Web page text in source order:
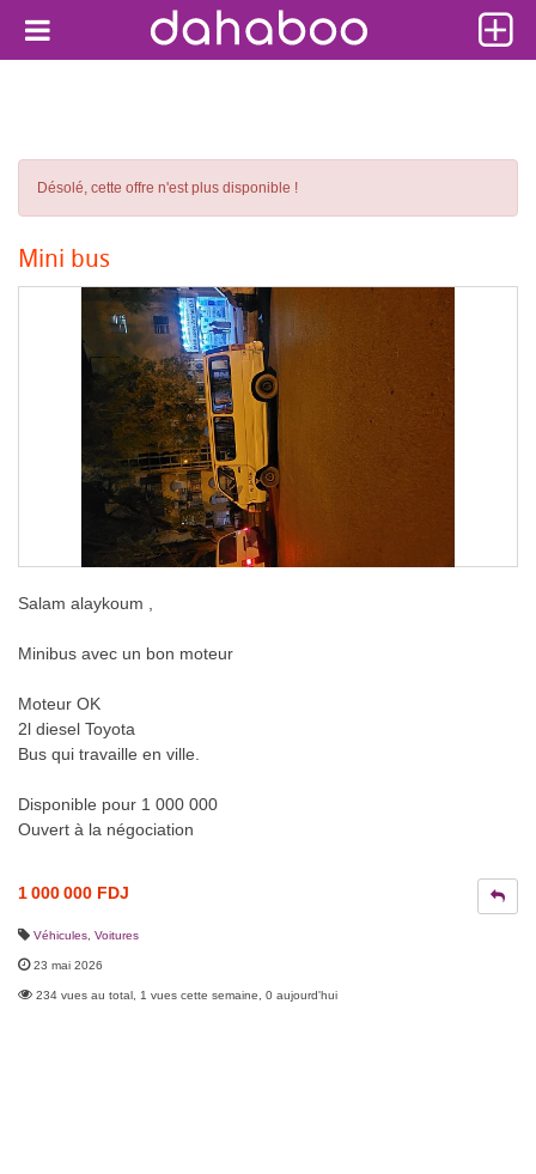
Désolé, cette offre n'est plus disponible !
Mini bus
Salam alaykoum ,
Minibus avec un bon moteur
Moteur OK
2l diesel Toyota
Bus qui travaille en ville.
Disponible pour 1 000 000
Ouvert à la négociation
1 000 000 FDJ
Véhicules Voitures
23 mai 2026
234 vues au total, 1 vues cette semaine, 0 aujourd'hui